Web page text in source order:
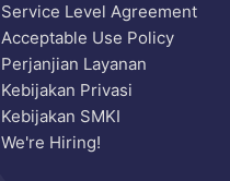
Service Level Agreement
Acceptable Use Policy
Perjanjian Layanan
Kebijakan Privasi
Kebijakan SMKI
We're Hiring!